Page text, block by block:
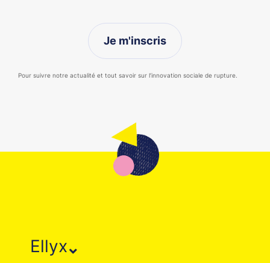
Je m'inscris
Pour suivre notre actualité et tout savoir sur l’innovation sociale de rupture.
Ellyx